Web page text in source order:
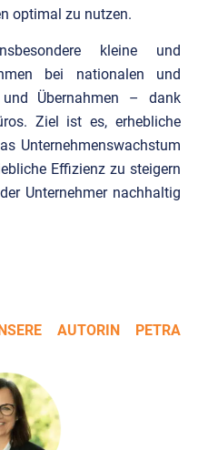
optimal zu nutzen.
kleine und
bei nationalen und
Übernahmen – dank
Ziel ist es, erhebliche
Unternehmenswachstum
Effizienz zu steigern
Unternehmer nachhaltig
AUTORIN PETRA